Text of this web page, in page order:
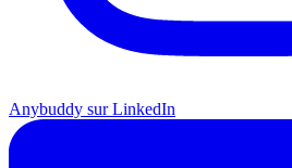
Anybuddy sur LinkedIn